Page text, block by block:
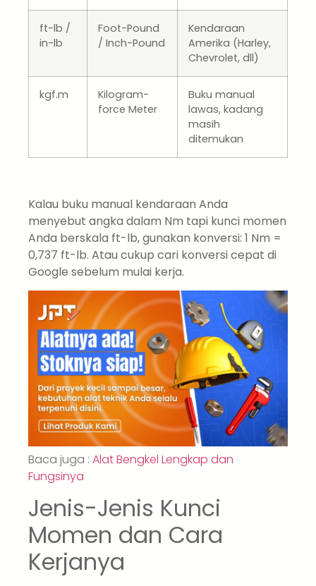
ft-lb /
in-lb
Foot-Pound
/ Inch-Pound
Kendaraan
Amerika (Harley,
Chevrolet, dll)
kgf.m
Kilogram-
force Meter
Buku manual
lawas, kadang
masih
ditemukan
Kalau buku manual kendaraan Anda
menyebut angka dalam Nm tapi kunci momen
Anda berskala ft-lb, gunakan konversi: 1 Nm =
0,737 ft-lb. Atau cukup cari konversi cepat di
Google sebelum mulai kerja.
Baca juga : Alat Bengkel Lengkap dan
Fungsinya
Jenis-Jenis Kunci
Momen dan Cara
Kerjanya